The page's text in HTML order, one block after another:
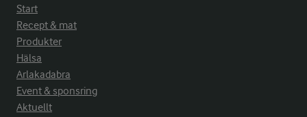
Start
Recept & mat
Produkter
Hälsa
Arlakadabra
Event & sponsring
Aktuellt